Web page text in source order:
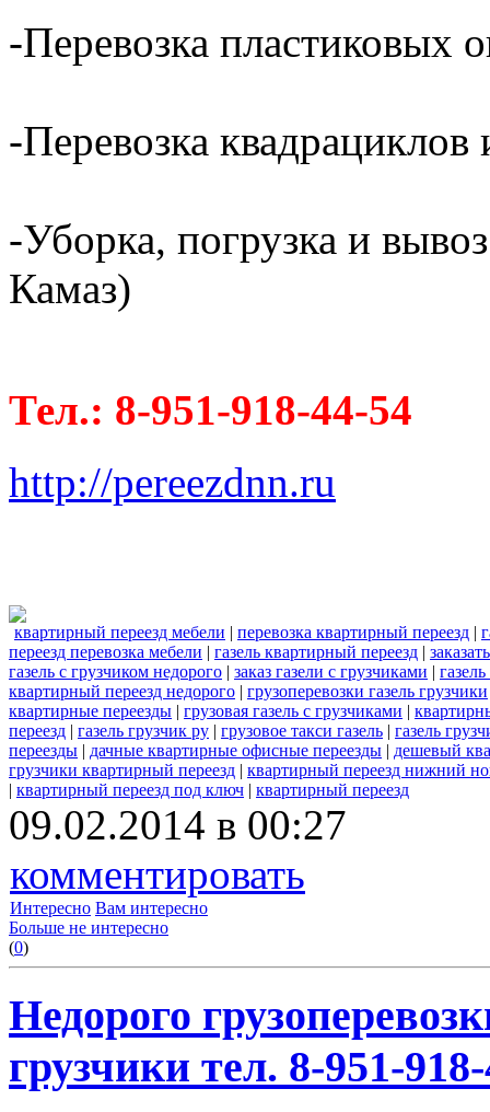
-Перевозка пластиковых
-Перевозка квадрациклов
-Уборка, погрузка и
Камаз)
Тел.: 8-951-918-44-54
http://pereezdnn.ru
квартирный переезд мебели | перевозка квартирный переезд |
переезд перевозка мебели | газель квартирный переезд |
газель с грузчиком недорого | заказ газели с грузчиками |
квартирный переезд недорого | грузоперевозки газель грузчики
квартирные переезды | грузовая газель с грузчиками |
переезд | газель грузчик ру | грузовое такси газель | газель
переезды | дачные квартирные офисные переезды | дешевый
грузчики квартирный переезд | квартирный переезд нижний
| квартирный переезд под ключ | квартирный переезд
09.02.2014 в 00:27
комментировать
Интересно Вам интересно
Больше не интересно
(0)
Недорого
грузчики тел. 8-951-